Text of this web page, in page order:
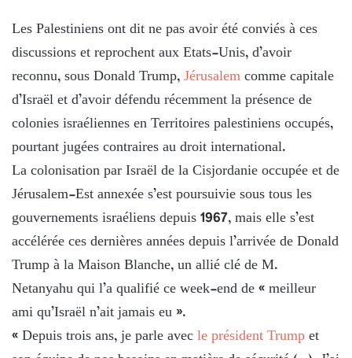
Les Palestiniens ont dit ne pas avoir été conviés à ces
discussions et reprochent aux Etats-Unis, d’avoir
reconnu, sous Donald Trump,Jérusalemcomme capitale
d’Israël et d’avoir défendu récemment la présence de
colonies israéliennes en Territoires palestiniens occupés,
pourtant jugées contraires au droit international.
La colonisation par Israël de la Cisjordanie occupée et de
Jérusalem-Est annexée s’est poursuivie sous tous les
gouvernements israéliens depuis 1967, mais elle s’est
accélérée ces dernières années depuis l’arrivée de Donald
Trump à la Maison Blanche, un allié clé de M.
Netanyahu qui l’a qualifié ce week-end de « meilleur
ami qu’Israël n’ait jamais eu ».
« Depuis trois ans, je parle avecle président Trumpet